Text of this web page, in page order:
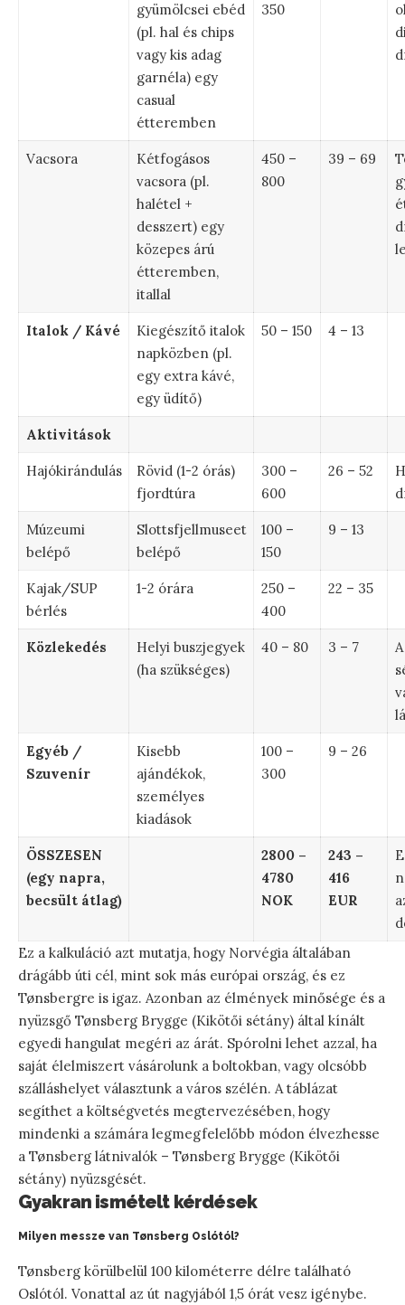
gyümölcsei ebéd
(pl. hal és chips
vagy kis adag
garnéla) egy
casual
étteremben
350
Vacsora
Kétfogásos
vacsora (pl.
halétel +
desszert) egy
közepes árú
étteremben,
itallal
450 –
800
39 – 69
Italok / Kávé
Kiegészítő italok
napközben (pl.
egy extra kávé,
egy üdítő)
50 – 150 4 – 13
Aktivitások
Hajókirándulás
Rövid (1-2 órás)
fjordtúra
300 –
600
26 – 52
Múzeumi
belépő
Slottsfjellmuseet
belépő
100 –
150
9 – 13
Kajak/SUP
bérlés
1-2 órára
250 –
400
22 – 35
Közlekedés
Helyi buszjegyek
(ha szükséges)
40 – 80 3 – 7
Egyéb /
Szuvenír
Kisebb
ajándékok,
személyes
kiadások
100 –
300
9 – 26
ÖSSZESEN
(egy napra,
becsült átlag)
2800 –
4780
NOK
243 –
416
EUR
Ez a kalkuláció azt mutatja, hogy Norvégia általában
drágább úti cél, mint sok más európai ország, és ez
Tønsbergre is igaz. Azonban az élmények minősége és a
nyüzsgő Tønsberg Brygge (Kikötői sétány) által kínált
egyedi hangulat megéri az árát. Spórolni lehet azzal, ha
saját élelmiszert vásárolunk a boltokban, vagy olcsóbb
szálláshelyet választunk a város szélén. A táblázat
segíthet a költségvetés megtervezésében, hogy
mindenki a számára legmegfelelőbb módon élvezhesse
a Tønsberg látnivalók – Tønsberg Brygge (Kikötői
sétány) nyüzsgését.
Gyakran ismételt kérdések
Milyen messze van Tønsberg Oslótól?
Tønsberg körülbelül 100 kilométerre délre található
Oslótól. Vonattal az út nagyjából 1,5 órát vesz igénybe.